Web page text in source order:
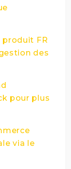
produit FR
des
pour plus
via le